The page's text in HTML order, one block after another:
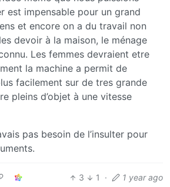
est impensable pour un grand
et encore on a du travail non
devoir à la maison, le ménage
Les femmes devraient etre
la machine a permit de
facilement sur de tres grande
pleins d’objet à une vitesse
pas besoin de l’insulter pour
3 1 · 1 year ago